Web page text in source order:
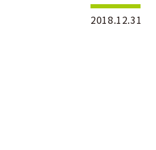
2018.12.31